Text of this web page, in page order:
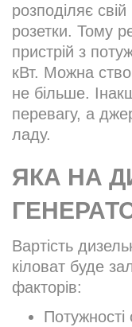
розподіляє
розетки. Тому
пристрій з
кВт. Можна
не більше.
перевагу, а
ладу.
ЯКА НА
Вартість
кіловат буде
факторів: